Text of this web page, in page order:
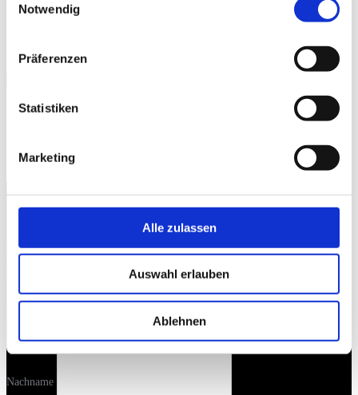
Notwendig
Präferenzen
Statistiken
Marketing
Alle zulassen
Auswahl erlauben
Ablehnen
Newsletter
Nachname